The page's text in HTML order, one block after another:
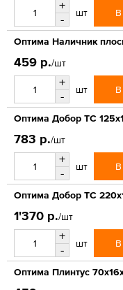
+
-
шт
Оптима Наличник
459 р./шт
+
-
шт
Оптима Добор ТС
783 р./шт
+
-
шт
Оптима Добор ТС
1'370 р./шт
+
-
шт
Оптима Плинтус